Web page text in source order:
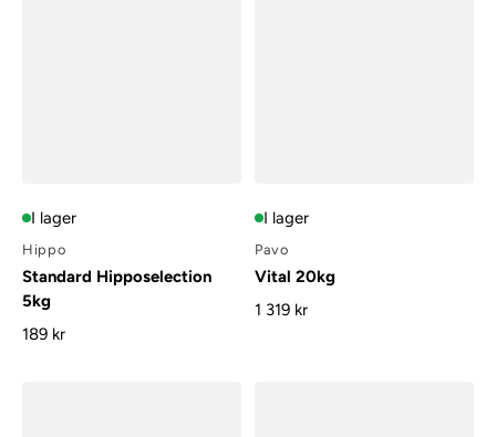
I lager
Hippo
Standard Hipposelection
5kg
189 kr
I lager
Pavo
Vital 20kg
1 319 kr